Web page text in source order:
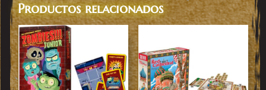
Productos relacionados